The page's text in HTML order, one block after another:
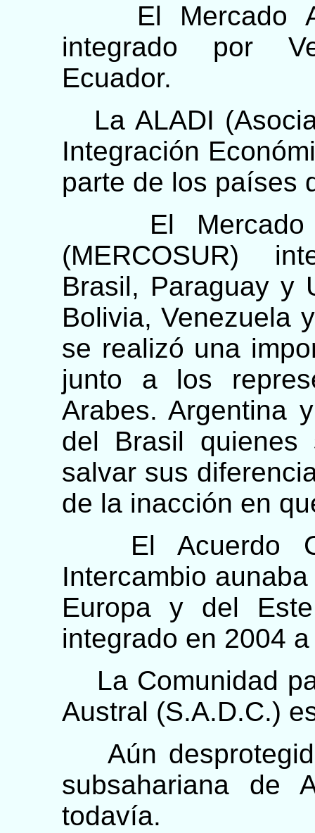
El Mercado
integrado por
Ecuador.
La ALADI
Integración
parte de los países
El Mercado
(MERCOSUR)
Brasil, Paraguay y
Bolivia, Venezuela
se realizó una
junto a los
Arabes. Argentina
del Brasil quienes
salvar sus
de la inacción en
El Acuerdo
Intercambio
Europa y del
integrado en 2004
La Comunidad
Austral (S.A.D.C.)
Aún
subsahariana de
todavía.